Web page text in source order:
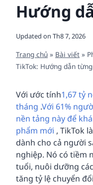
Hướng
Updated on Th8 7, 2026
Trang chủ » Bài viết »
TikTok: Hướng dẫn
Với ước tính1,67 tỷ
tháng .Với 61%
nền tảng này để
phẩm mới , TikTok
dành cho cả người
nghiệp. Nó có tiềm
tuổi, nuôi dưỡng
tăng tỷ lệ chuyển